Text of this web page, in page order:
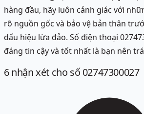
hàng đầu, hãy luôn cảnh giác với
rõ nguồn gốc và bảo vệ bản thân
dấu hiệu lừa đảo. Số điện thoại
đáng tin cậy và tốt nhất là bạn nên
6nhận xét cho số 02747300027